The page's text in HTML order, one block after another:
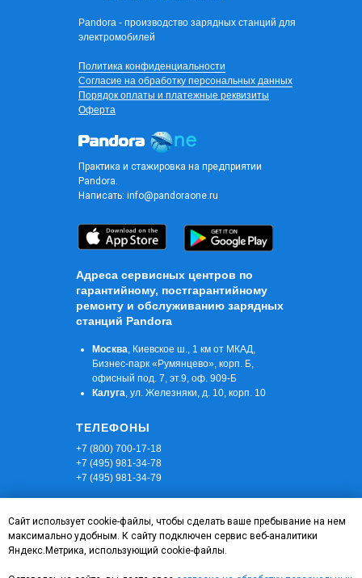
Сайт использует cookie-файлы, чтобы сделать ваше пребывание на нем
максимально удобным. К cайту подключен сервис веб-аналитики
Яндекс.Метрика, использующий cookie-файлы.
Pandora - производство зарядных станций для
электромобилей
Политика конфиденциальности
Согласие на обработку персональных данных
Порядок оплаты и платежные реквизиты
Оферта
ТЕЛЕФОНЫ
+7 (800) 700-17-18
+7 (495) 981-34-78
+7 (495) 981-34-79
k.shabalin@alarmtrade.ru
o@alarmtrade.ru
Москва , Киевское ш., 1 км от МКАД,
Бизнес-парк «Румянцево», корп. Б,
офисный под. 7, эт.9, оф. 909-Б
Калуга , ул. Железняки, д. 10, корп. 10
Адреса сервисных центров по
гарантийному, постгарантийному
ремонту и обслуживанию зарядных
станций Pandora
Практика и стажировка на предприятии
Pandora.
Написать: info@pandoraone.ru